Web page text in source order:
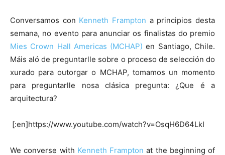
Conversamos con Kenneth Frampton a principios desta
semana, no evento para anunciar os finalistas do premio
Mies Crown Hall Americas (MCHAP) en Santiago, Chile.
Máis aló de preguntarlle sobre o proceso de selección do
xurado para outorgar o MCHAP, tomamos un momento
para preguntarlle nosa clásica pregunta: ¿Que é a
arquitectura?
[:en]https://www.youtube.com/watch?v=OsqH6D64LkI
We converse with Kenneth Frampton at the beginning of